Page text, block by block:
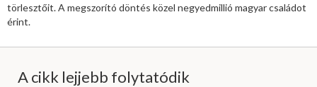
törlesztőit. A megszorító döntés közel negyedmillió magyar családot
érint.
A cikk lejjebb folytatódik